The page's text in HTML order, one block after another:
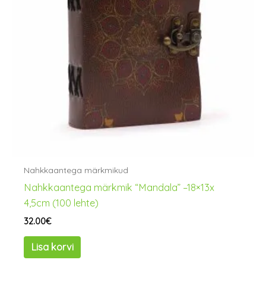
Nahkkaantega märkmikud
Nahkkaantega märkmik “Mandala” –18×13x
4,5cm (100 lehte)
32.00€
Lisa korvi